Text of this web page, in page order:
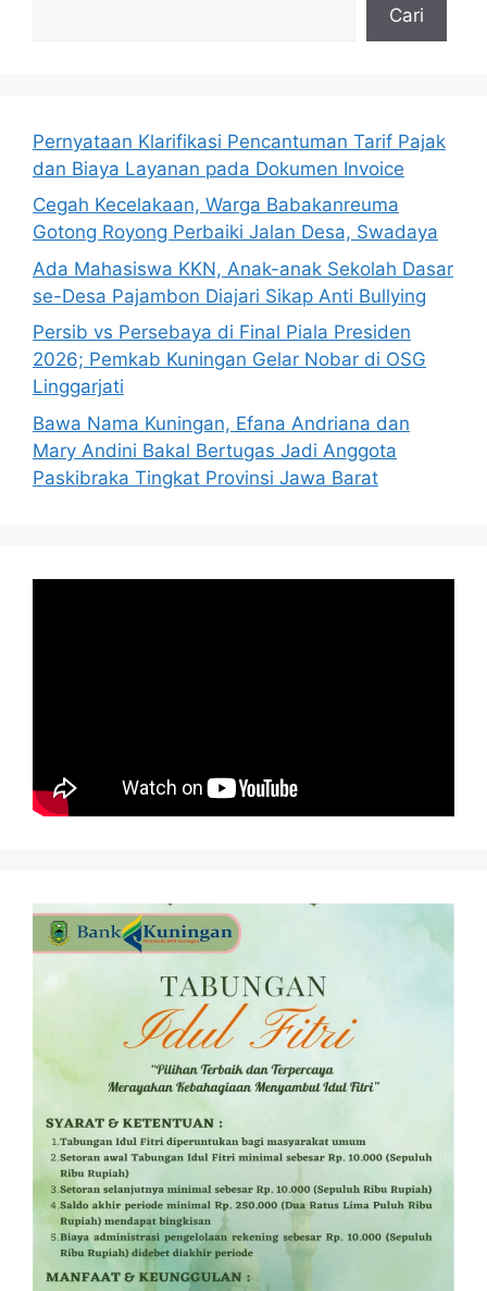
Cari
Pernyataan Klarifikasi Pencantuman Tarif Pajak
dan Biaya Layanan pada Dokumen Invoice
Cegah Kecelakaan, Warga Babakanreuma
Gotong Royong Perbaiki Jalan Desa, Swadaya
Ada Mahasiswa KKN, Anak-anak Sekolah Dasar
se-Desa Pajambon Diajari Sikap Anti Bullying
Persib vs Persebaya di Final Piala Presiden
2026; Pemkab Kuningan Gelar Nobar di OSG
Linggarjati
Bawa Nama Kuningan, Efana Andriana dan
Mary Andini Bakal Bertugas Jadi Anggota
Paskibraka Tingkat Provinsi Jawa Barat